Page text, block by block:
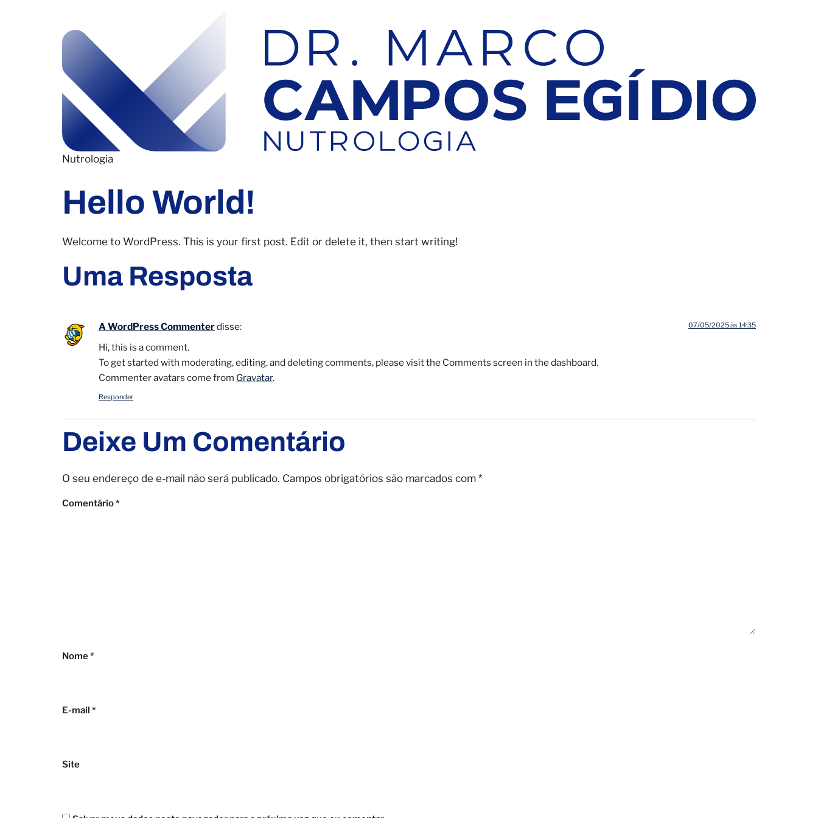
Nutrologia
Hello World!
Welcome to WordPress. This is your first post. Edit or delete it, then start writing!
Uma Resposta
A WordPress Commenterdisse: 07/05/2025 às 14:35
Hi, this is a comment.
To get started with moderating, editing, and deleting comments, please visit the Comments screen in the dashboard.
Commenter avatars come from Gravatar.
Responder
Deixe Um Comentário
O seu endereço de e-mail não será publicado. Campos obrigatórios são marcados com *
Comentário*
Nome*
E-mail *
Site